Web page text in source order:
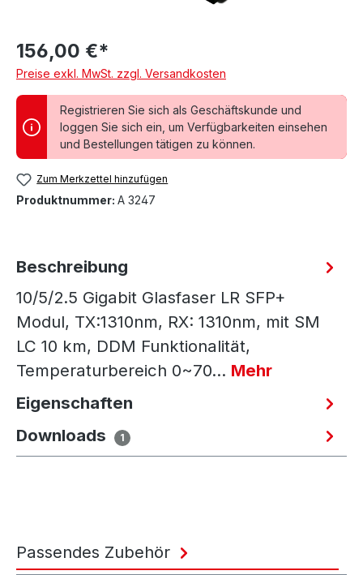
156,00 €*
Preise exkl. MwSt. zzgl. Versandkosten
Registrieren Sie sich als Geschäftskunde und
loggen Sie sich ein, um Verfügbarkeiten einsehen
und Bestellungen tätigen zu können.
Zum Merkzettel hinzufügen
Produktnummer: A 3247
Beschreibung
10/5/2.5 Gigabit Glasfaser LR SFP+
Modul, TX:1310nm, RX: 1310nm, mit SM
LC 10 km, DDM Funktionalität,
Temperaturbereich 0~70… Mehr
Eigenschaften
Downloads
1
Passendes Zubehör